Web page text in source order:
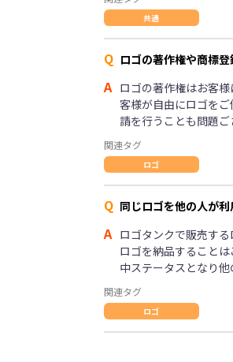
共通
Q ロゴの著作権や商標
A ロゴの著作権はお客
客様が自由にロゴを
請を行うことも問題
関連タグ
ロゴ
Q 同じロゴを他の人が
A ロゴタンクで販売す
ロゴを納品すること
中ステータスとなり
関連タグ
ロゴ